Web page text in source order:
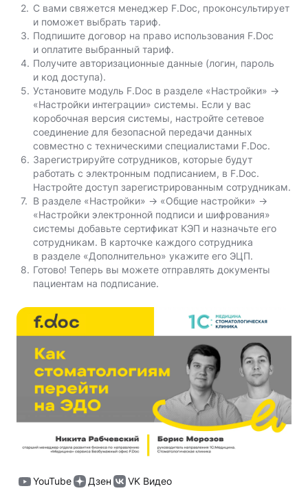
С вами свяжется менеджер F.Doc, проконсультирует
и поможет выбрать тариф.
Подпишите договор на право использования F.Doc
и оплатите выбранный тариф.
Получите авторизационные данные (логин, пароль
и код доступа).
Установите модуль F.Doc в разделе «Настройки» →
«Настройки интеграции» системы. Если у вас
коробочная версия системы, настройте сетевое
соединение для безопасной передачи данных
совместно с техническими специалистами F.Doc.
Зарегистрируйте сотрудников, которые будут
работать с электронным подписанием, в F.Doc.
Настройте доступ зарегистрированным сотрудникам.
В разделе «Настройки» → «Общие настройки» →
«Настройки электронной подписи и шифрования»
системы добавьте сертификат КЭП и назначьте его
сотрудникам. В карточке каждого сотрудника
в разделе «Дополнительно» укажите его ЭЦП.
Готово! Теперь вы можете отправлять документы
пациентам на подписание.
YouTube Дзен VK Видео